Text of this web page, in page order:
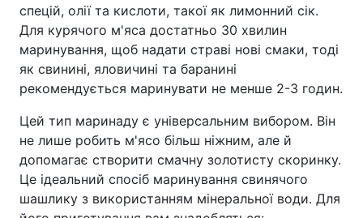
спецій, олії та кислоти, такої як лимонний сік.
Для курячого м'яса достатньо 30 хвилин
маринування, щоб надати страві нові смаки, тоді
як свинині, яловичині та баранині
рекомендується маринувати не менше 2-3 годин.
Цей тип маринаду є універсальним вибором. Він
не лише робить м'ясо більш ніжним, але й
допомагає створити смачну золотисту скоринку.
Це ідеальний спосіб маринування свинячого
шашлику з використанням мінеральної води. Для